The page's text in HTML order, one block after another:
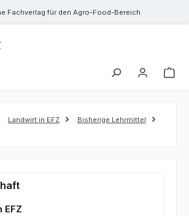
Fachverlag für den Agro-Food-Bereich
Landwirt:in EFZ
Bisherige Lehrmittel
EFZ